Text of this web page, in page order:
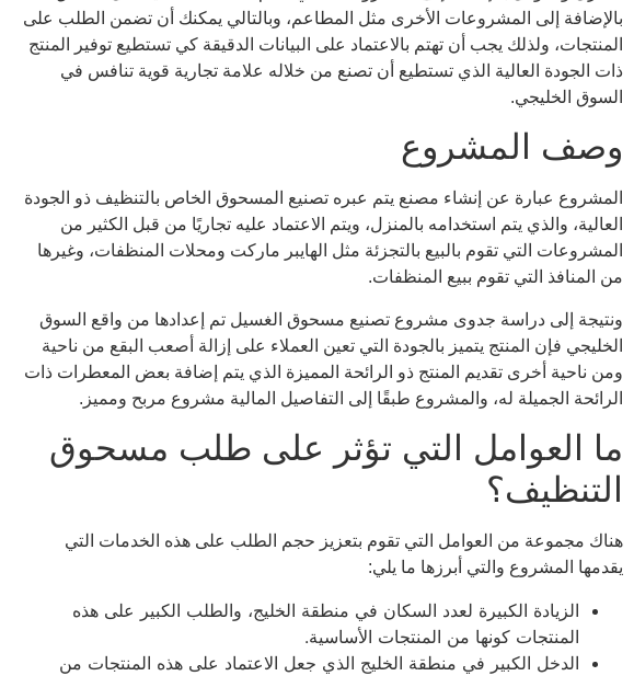
بالإضافة إلى المشروعات الأخرى مثل المطاعم، وبالتالي يمكنك أن تضمن الطلب على
المنتجات، ولذلك يجب أن تهتم بالاعتماد على البيانات الدقيقة كي تستطيع توفير المنتج
ذات الجودة العالية الذي تستطيع أن تصنع من خلاله علامة تجارية قوية تنافس في
السوق الخليجي.
وصف المشروع
المشروع عبارة عن إنشاء مصنع يتم عبره تصنيع المسحوق الخاص بالتنظيف ذو الجودة
العالية، والذي يتم استخدامه بالمنزل، ويتم الاعتماد عليه تجاريًا من قبل الكثير من
المشروعات التي تقوم بالبيع بالتجزئة مثل الهايبر ماركت ومحلات المنظفات، وغيرها
من المنافذ التي تقوم ببيع المنظفات.
ونتيجة إلى دراسة جدوى مشروع تصنيع مسحوق الغسيل تم إعدادها من واقع السوق
الخليجي فإن المنتج يتميز بالجودة التي تعين العملاء على إزالة أصعب البقع من ناحية
ومن ناحية أخرى تقديم المنتج ذو الرائحة المميزة الذي يتم إضافة بعض المعطرات ذات
الرائحة الجميلة له، والمشروع طبقًا إلى التفاصيل المالية مشروع مربح ومميز.
ما العوامل التي تؤثر على طلب مسحوق
التنظيف؟
هناك مجموعة من العوامل التي تقوم بتعزيز حجم الطلب على هذه الخدمات التي
يقدمها المشروع والتي أبرزها ما يلي:
الزيادة الكبيرة لعدد السكان في منطقة الخليج، والطلب الكبير على هذه
المنتجات كونها من المنتجات الأساسية.
الدخل الكبير في منطقة الخليج الذي جعل الاعتماد على هذه المنتجات من